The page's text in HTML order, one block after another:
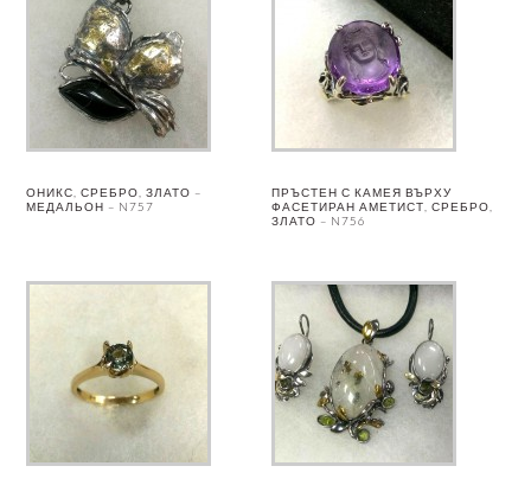
ОНИКС, СРЕБРО, ЗЛАТО –
МЕДАЛЬОН – N757
ПРЪСТЕН С КАМЕЯ ВЪРХУ
ФАСЕТИРАН АМЕТИСТ, СРЕБРО,
ЗЛАТО – N756